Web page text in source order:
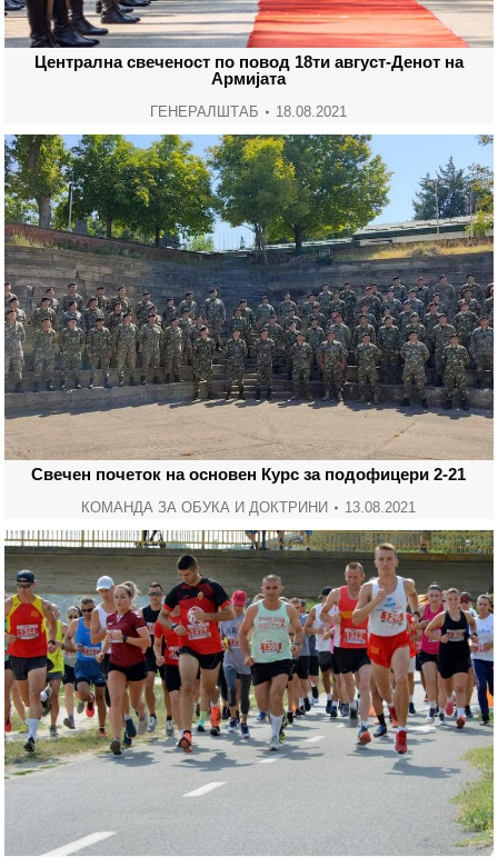
Централна свеченост по повод 18ти август-Денот на
Армијата
ГЕНЕРАЛШТАБ 18.08.2021
Свечен почеток на основен Курс за подофицери 2-21
КОМАНДА ЗА ОБУКА И ДОКТРИНИ 13.08.2021